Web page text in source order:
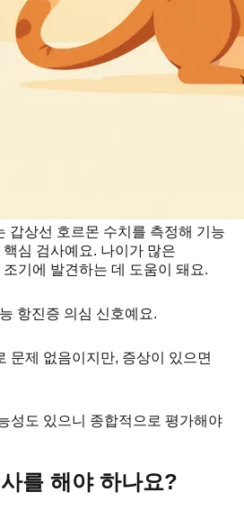
갑상선 호르몬 수치를 측정해 기능
심 검사예요. 나이가 많은
기에 발견하는 데 도움이 돼요.
항진증 의심 신호예요.
문제 없음이지만, 증상이 있으면
성도 있으니 종합적으로 평가해야
를 해야 하나요?